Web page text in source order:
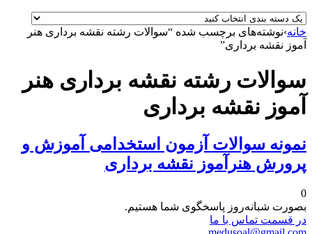
خانه›نوشته‌های برچسب شده “سوالات رشته نقشه برداری هنر
آموز نقشه برداری”
سوالات رشته نقشه برداری هنر
آموز نقشه برداری
نمونه سوالات آزمون استخدامی آموزش و
پرورش هنرآموز نقشه برداری
0
بصورت شبانه‌روز پاسخگوی شما هستیم.
در قسمت تماس با ما